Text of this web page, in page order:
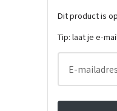
Dit product is
Tip: laat je e-
E-mailadres